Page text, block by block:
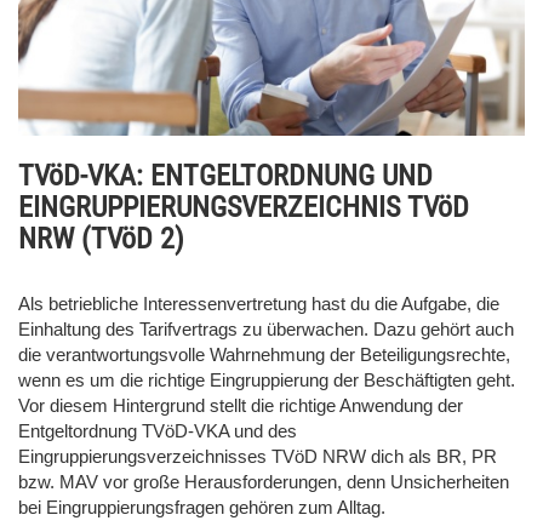
TVöD-VKA: ENTGELTORDNUNG UND
EINGRUPPIERUNGSVERZEICHNIS TVöD
NRW (TVöD 2)
Als betriebliche Interessenvertretung hast du die Aufgabe, die
Einhaltung des Tarifvertrags zu überwachen. Dazu gehört auch
die verantwortungsvolle Wahrnehmung der Beteiligungsrechte,
wenn es um die richtige Eingruppierung der Beschäftigten geht.
Vor diesem Hintergrund stellt die richtige Anwendung der
Entgeltordnung TVöD-VKA und des
Eingruppierungsverzeichnisses TVöD NRW dich als BR, PR
bzw. MAV vor große Herausforderungen, denn Unsicherheiten
bei Eingruppierungsfragen gehören zum Alltag.